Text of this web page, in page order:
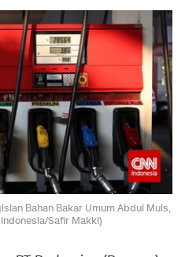
Bahan Bakar Umum Abdul Muis,
Safir Makki)